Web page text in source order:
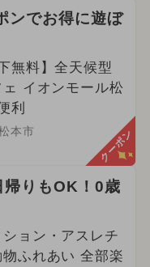
ンでお得に遊ぼ
無料】全天候型
イオンモール松
利
本市 クーポン
帰りもOK！0歳
ョン・アスレチ
物ふれあい 全部楽